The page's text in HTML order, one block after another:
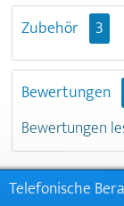
Zubehör 3
Bewertungen
Bewertungen
Telefonische